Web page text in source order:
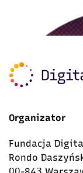
Organizator
Fundacja
Rondo